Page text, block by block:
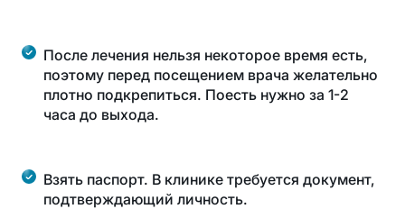
После лечения нельзя некоторое время есть,
поэтому перед посещением врача желательно
плотно подкрепиться. Поесть нужно за 1-2
часа до выхода.
Взять паспорт. В клинике требуется документ,
подтверждающий личность.